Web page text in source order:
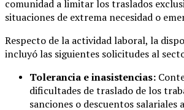
comunidad a limitar los traslados
situaciones de extrema necesidad o
Respecto de la actividad laboral, la
incluyó las siguientes solicitudes al
Tolerancia e inasistencias:
dificultades de traslado de los
sanciones o descuentos salariales